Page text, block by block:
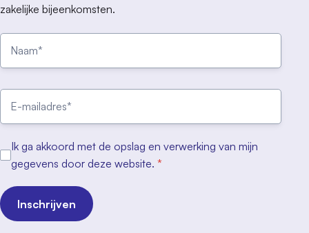
zakelijke bijeenkomsten.
Ik ga akkoord met de opslag en verwerking van mijn
gegevens door deze website. *
Inschrijven